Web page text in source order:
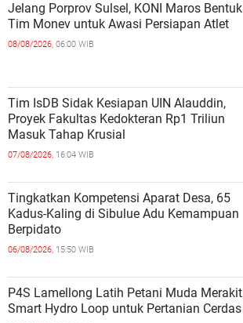
Jelang Porprov Sulsel, KONI Maros Bentuk
Tim Monev untuk Awasi Persiapan Atlet
08/08/2026, 06:00 WIB
Tim IsDB Sidak Kesiapan UIN Alauddin,
Proyek Fakultas Kedokteran Rp1 Triliun
Masuk Tahap Krusial
07/08/2026, 16:04 WIB
Tingkatkan Kompetensi Aparat Desa, 65
Kadus-Kaling di Sibulue Adu Kemampuan
Berpidato
06/08/2026, 15:50 WIB
P4S Lamellong Latih Petani Muda Merakit
Smart Hydro Loop untuk Pertanian Cerdas